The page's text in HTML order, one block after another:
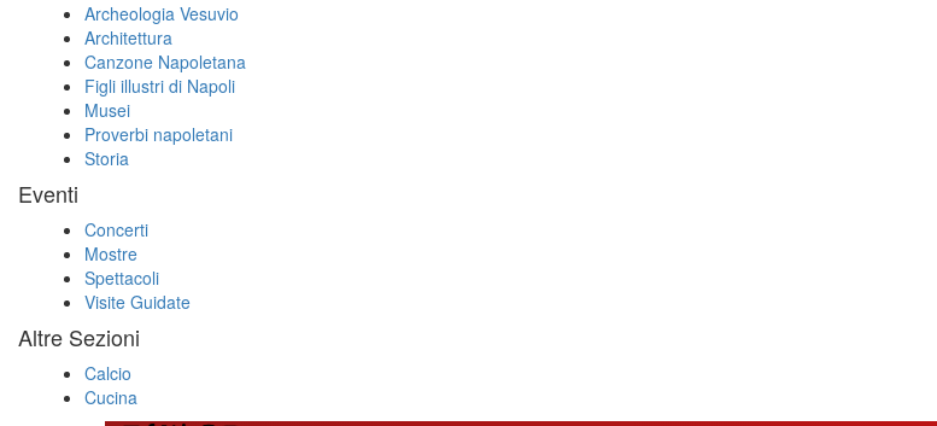
Archeologia Vesuvio
Architettura
Canzone Napoletana
Figli illustri di Napoli
Musei
Proverbi napoletani
Storia
Eventi
Concerti
Mostre
Spettacoli
Visite Guidate
Altre Sezioni
Calcio
Cucina